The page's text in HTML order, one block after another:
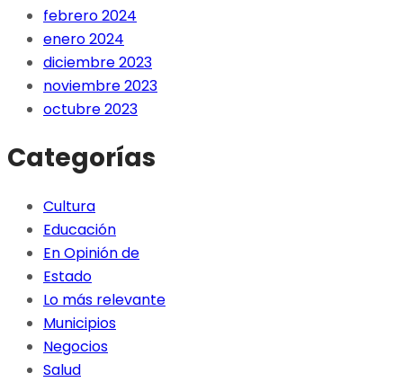
febrero 2024
enero 2024
diciembre 2023
noviembre 2023
octubre 2023
Categorías
Cultura
Educación
En Opinión de
Estado
Lo más relevante
Municipios
Negocios
Salud